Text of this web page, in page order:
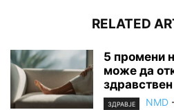
RELATED
5 промени
може да
ЗДРАВЈЕ NMD